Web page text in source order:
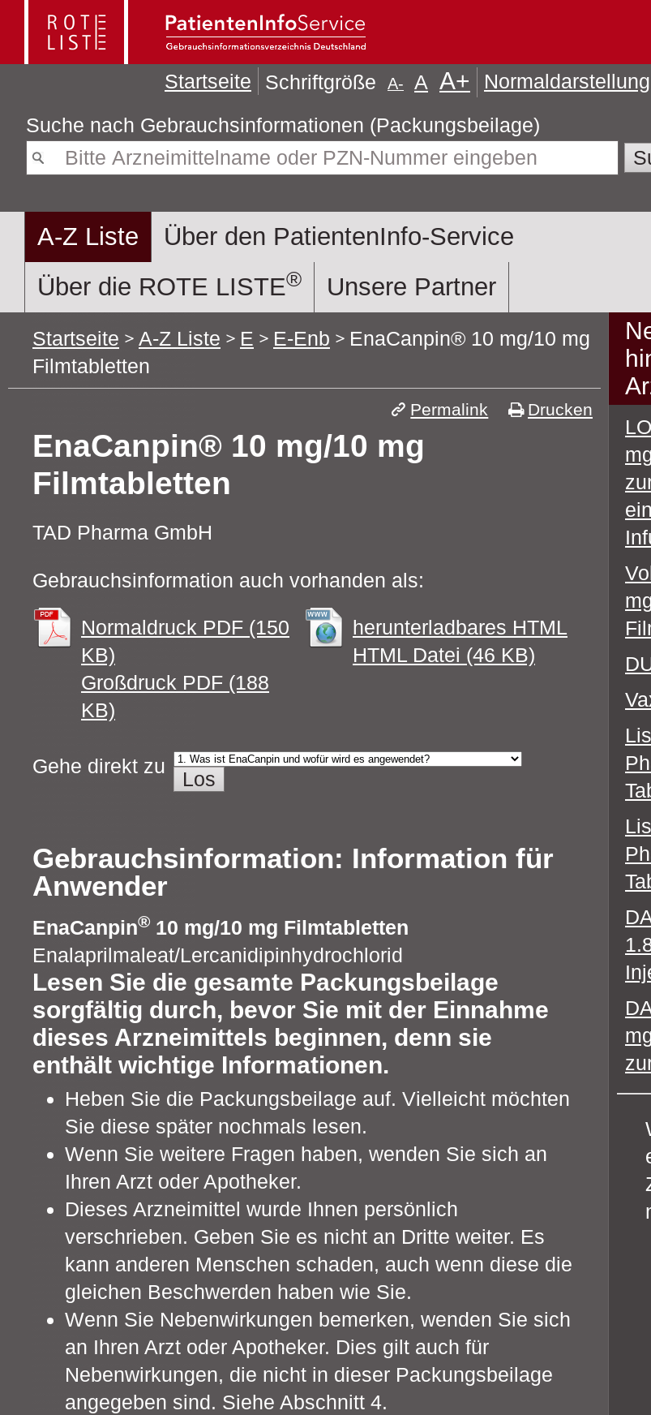
Suche nach Gebrauchsinformationen (Packungsbeilage)
A-Z Liste
Über den PatientenInfo-Service
Über die ROTE LISTE® Unsere Partner
Startseite Schriftgröße A- A A+ Normaldarstellung
Startseite A-Z Liste E E-Enb
EnaCanpin® 10 mg/10 mg
Filmtabletten
EnaCanpin® 10 mg/10 mg
Filmtabletten
TAD Pharma GmbH
Gebrauchsinformation auch vorhanden als:
Normaldruck PDF (150
KB)
Großdruck PDF (188
KB)
herunterladbares HTML
HTML Datei (46 KB)
Gehe direkt zu
Gebrauchsinformation: Information für
Anwender
EnaCanpin® 10 mg/10 mg Filmtabletten
Enalaprilmaleat/Lercanidipinhydrochlorid
Lesen Sie die gesamte Packungsbeilage
sorgfältig durch, bevor Sie mit der Einnahme
dieses Arzneimittels beginnen, denn sie
enthält wichtige Informationen.
Heben Sie die Packungsbeilage auf. Vielleicht möchten
Sie diese später nochmals lesen.
Wenn Sie weitere Fragen haben, wenden Sie sich an
Ihren Arzt oder Apotheker.
Dieses Arzneimittel wurde Ihnen persönlich
verschrieben. Geben Sie es nicht an Dritte weiter. Es
kann anderen Menschen schaden, auch wenn diese die
gleichen Beschwerden haben wie Sie.
Wenn Sie Nebenwirkungen bemerken, wenden Sie sich
an Ihren Arzt oder Apotheker. Dies gilt auch für
Nebenwirkungen, die nicht in dieser Packungsbeilage
angegeben sind. Siehe Abschnitt 4.
Permalink Drucken